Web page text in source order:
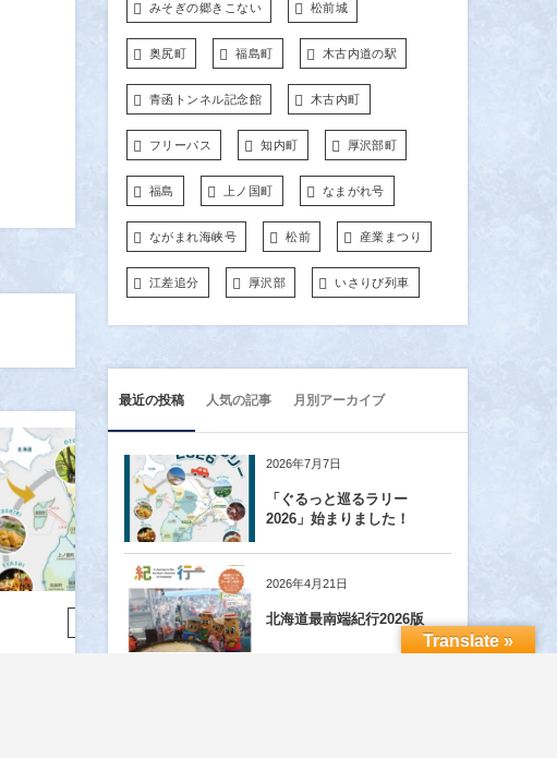
観光スポット
みそぎの郷きこない 松前城
奥尻町 福島町 木古内道の駅
青函トンネル記念館 木古内町
フリーパス 知内町 厚沢部町
福島 上ノ国町 なまがれ号
ながまれ海峡号 松前 産業まつり
江差追分 厚沢部 いさりび列車
最近の投稿 人気の記事 月別アーカイブ
2026年7月7日
「ぐるっと巡るラリー
2026」始まりました！
2026年4月21日
北海道最南端紀行2026版
Translate »